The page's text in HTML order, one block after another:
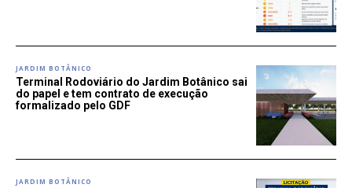
JARDIM BOTÂNICO
Terminal Rodoviário do Jardim Botânico sai
do papel e tem contrato de execução
formalizado pelo GDF
JARDIM BOTÂNICO